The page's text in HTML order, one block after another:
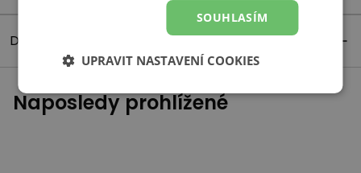
Detaily produktu
Naposledy prohlížené
SOUHLASÍM
UPRAVIT NASTAVENÍ COOKIES